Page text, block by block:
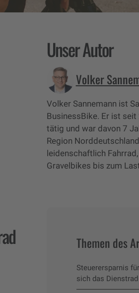
Unser Autor
Volker
Volker Sannemann ist
BusinessBike. Er ist
tätig und war davon 7
Region
leidenschaftlich
Gravelbikes bis zum
Themen des
Steuerersparnis
sich das